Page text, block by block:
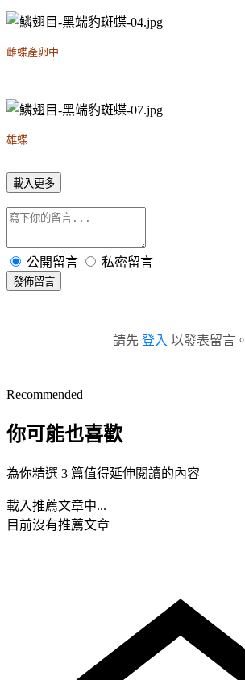
雌蝶產卵中
雄蝶
載入更多
公開留言 私密留言
發佈留言
請先 登入 以發表留言。
Recommended
你可能也喜歡
為你精選 3 篇值得延伸閱讀的內容
載入推薦文章中...
目前沒有推薦文章